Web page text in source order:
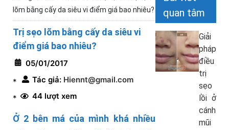
lõm bằng cấy da siêu vi điểm giá bao nhiêu?
Trị sẹo lõm bằng cấy da siêu vi
điểm giá bao nhiêu?
05/01/2017
*
Tác giả: Hiennt@gmail.com
*
44 lượt xem
Ở 2 bên má của mình khá nhiều
quan tâm
Giải
pháp
điều
trị
sẹo
lồi ở
cánh
mũi